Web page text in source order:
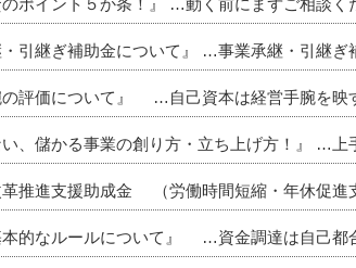
のポイント５か条！』 …動く前にまずご相談く
・引継ぎ補助金について』 …事業承継・引継ぎ
の評価について』 …自己資本は経営手腕を映
い、儲かる事業の創り方・立ち上げ方！』 …上
革推進支援助成金 （労働時間短縮・年休促
本的なルールについて』 …資金調達は自己都